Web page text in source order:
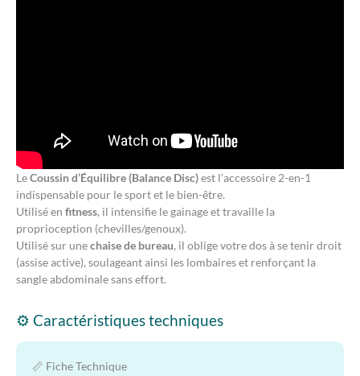
LeCoussin d’Équilibre (Balance Disc)est l’accessoire 2-en-1
indispensable pour le sport et le bien-être.
Utilisé en fitness, il intensifie le gainage et travaille la
proprioception (chevilles/genoux).
Utilisé sur unechaise de bureau, il oblige votre dos à se tenir droit
(assise active), soulageant ainsi les lombaires et renforçant la
sangle abdominale sans effort.
⚙️ Caractéristiques techniques
📏 Fiche Technique